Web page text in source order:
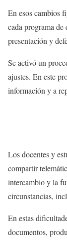
En esos cambios
cada programa
presentación y
Se activó un
ajustes. En este
información y a
Los docentes y
compartir
intercambio y la
circunstancias,
En estas
documentos,